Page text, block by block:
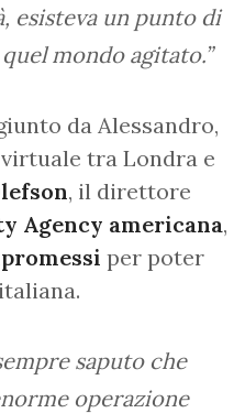
esisteva un punto di
mondo agitato.”
da Alessandro,
tra Londra e
, il direttore
Agency americana,
per poter
saputo che
operazione